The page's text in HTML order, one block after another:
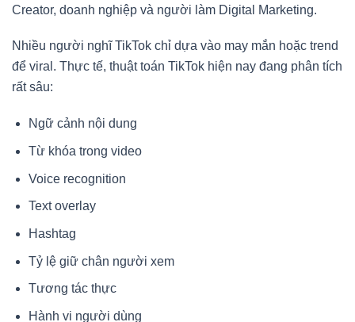
Creator, doanh nghiệp và người làm Digital Marketing.
Nhiều người nghĩ TikTok chỉ dựa vào may mắn hoặc trend
để viral. Thực tế, thuật toán TikTok hiện nay đang phân tích
rất sâu:
Ngữ cảnh nội dung
Từ khóa trong video
Voice recognition
Text overlay
Hashtag
Tỷ lệ giữ chân người xem
Tương tác thực
Hành vi người dùng